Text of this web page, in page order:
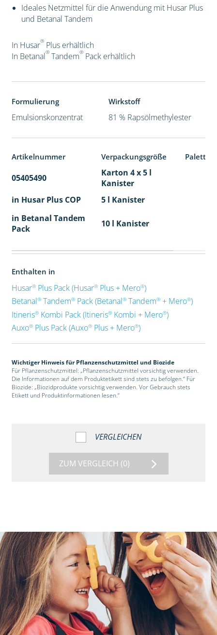
Ideales Netzmittel für die Anwendung mit Husar Plus
und Betanal Tandem
In Husar®Plus erhältlich
In Betanal®Tandem®Pack erhältlich
Formulierung
Emulsionskonzentrat
Wirkstoff
81 % Rapsölmethylester
Artikelnummer Verpackungsgröße
05405490
Karton 4 x 5 l
Kanister
in Husar Plus COP 5 l Kanister
in Betanal Tandem
Pack
10 l Kanister
Enthalten in
Husar®Plus Pack (Husar®Plus + Mero®)
Betanal®Tandem®Pack (Betanal®Tandem®+ Mero®)
Itineris®Kombi Pack (Itineris®Kombi + Mero®)
Auxo®Plus Pack (Auxo®Plus + Mero®)
Wichtiger Hinweis für Pflanzenschutzmittel und Biozide
Für Pflanzenschutzmittel: „Pflanzenschutzmittel vorsichtig verwenden.
Die Informationen auf dem Produktetikett sind stets zu befolgen.“ Für
Biozide: „Biozidprodukte vorsichtig verwenden. Vor Gebrauch stets
Etikett und Produktinformationen lesen.“
VERGLEICHEN
ZUM VERGLEICH (0)